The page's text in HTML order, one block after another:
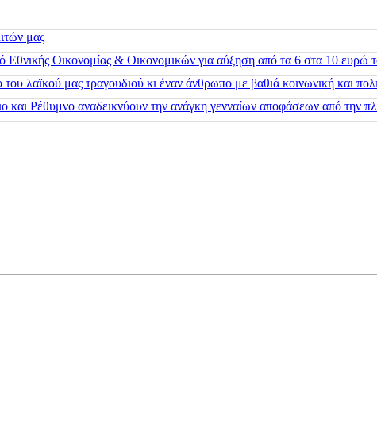
μας
Εθνικής Οικονομίας & Οικονομικών για αύξηση από τα 6 στα 10 ευρώ
λαϊκού μας τραγουδιού κι έναν άνθρωπο με βαθιά κοινωνική και
και Ρέθυμνο αναδεικνύουν την ανάγκη γενναίων αποφάσεων από την